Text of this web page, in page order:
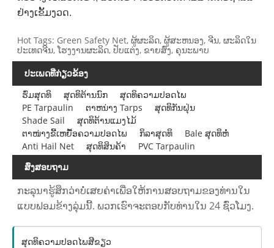
ຢ່າງເຂັ້ມງວດ.
Hot Tags: Green Safety Net, ຜູ້ຜະລິດ, ຜູ້ສະຫນອງ, ຈີນ, ຜະລິດໃນ
ປະເທດຈີນ, ໂຮງງານຜະລິດ, ປັບແຕ່ງ, ຂາຍສົ່ງ, ຄຸນະພາບ
ປະເພດທີ່ກ່ຽວຂ້ອງ
ຮົ່ມສຸດທິ
ສຸດທິຕ້ານນົກ
ສຸດທິຄວາມປອດໄພ
PE Tarpaulin
ຕາຫນ່າງ Tarps
ສຸດທິກັນຝຸ່ນ
Shade Sail
ສຸດທິຕ້ານແມງໄມ້
ຕາໜ່າງຂີ້ເຫຍື້ອຄວາມປອດໄພ
ກິລາສຸດທິ
Bale ສຸດທິຫໍ່
Anti Hail Net
ສຸດທິສິນຄ້າ
PVC Tarpaulin
ສົ່ງສອບຖາມ
ກະລຸນາຮູ້ສຶກວ່າບໍ່ເສຍຄ່າເພື່ອໃຫ້ການສອບຖາມຂອງທ່ານໃນ
ແບບຟອມຂ້າງລຸ່ມນີ້. ພວກເຮົາຈະຕອບກັບທ່ານໃນ 24 ຊົ່ວໂມງ.